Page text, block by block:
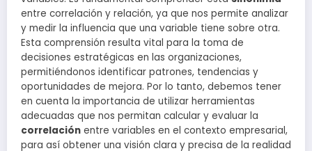
entre correlación y relación, ya que nos permite analizar
y medir la influencia que una variable tiene sobre otra.
Esta comprensión resulta vital para la toma de
decisiones estratégicas en las organizaciones,
permitiéndonos identificar patrones, tendencias y
oportunidades de mejora. Por lo tanto, debemos tener
en cuenta la importancia de utilizar herramientas
adecuadas que nos permitan calcular y evaluar la
correlación entre variables en el contexto empresarial,
para así obtener una visión clara y precisa de la realidad